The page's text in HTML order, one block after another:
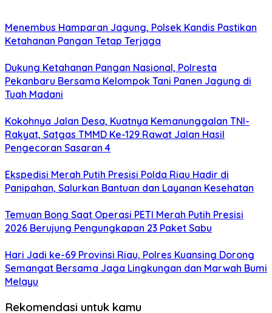
Menembus Hamparan Jagung, Polsek Kandis Pastikan
Ketahanan Pangan Tetap Terjaga
Dukung Ketahanan Pangan Nasional, Polresta
Pekanbaru Bersama Kelompok Tani Panen Jagung di
Tuah Madani
Kokohnya Jalan Desa, Kuatnya Kemanunggalan TNI-
Rakyat, Satgas TMMD Ke-129 Rawat Jalan Hasil
Pengecoran Sasaran 4
Ekspedisi Merah Putih Presisi Polda Riau Hadir di
Panipahan, Salurkan Bantuan dan Layanan Kesehatan
Temuan Bong Saat Operasi PETI Merah Putih Presisi
2026 Berujung Pengungkapan 23 Paket Sabu
Hari Jadi ke-69 Provinsi Riau, Polres Kuansing Dorong
Semangat Bersama Jaga Lingkungan dan Marwah Bumi
Melayu
Rekomendasi untuk kamu